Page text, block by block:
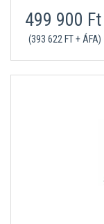
499 900 Ft
(393 622 FT + ÁFA)